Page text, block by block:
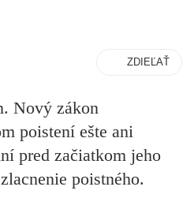
ZDIEĽAŤ
Nový zákon
poistení ešte ani
pred začiatkom jeho
poistného.